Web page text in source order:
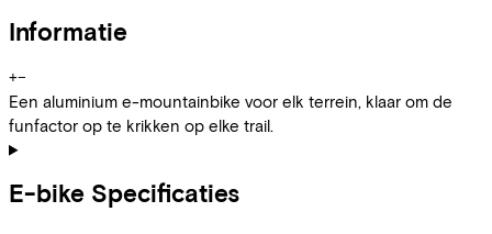
Informatie
+−
Een aluminium e-mountainbike voor elk terrein, klaar om de
funfactor op te krikken op elke trail.
E-bike Specificaties